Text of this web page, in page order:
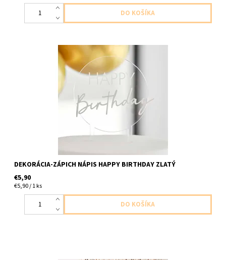
plastový zápich biely stastne narodeniny 1ks v baleni velkost
DEKORÁCIA-ZÁPICH NÁPIS HAPPY BIRTHDAY ZLATÝ
€5,90
€5,90 / 1 ks